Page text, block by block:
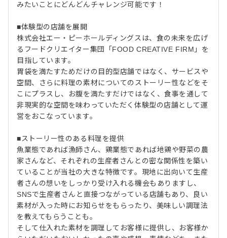
みたいことにどんどんチャレンジ可能です！
■体験型の店舗を展開
株式会社エー・ピーホールディングスは、食の未来を広げ
るフードクリエイター集団「FOOD CREATIVE FIRM」を
目指しています。
胃袋を満たすためだけの目的型店舗ではなく、サービスや
空間、さらに料理の素材についてのストーリー性などをそ
こにプラスし、お腹を満たすだけではなく、食事を通して
非現実的な空間を味わっていただく体験型の店舗として運
営をおこなっています。
■ストーリー性のある料理を提供
魚業態であれば漁師さん、鶏業態であれば地鶏や野菜の農
家さんなど、それぞれの生産者さんとの密な関係性を築い
ていることが当社の大きな特徴です。現地に出向いて生産
者さんの想いをしっかり受け入れる機会もありますし、
SNSで生産者さんと直接つながっている店舗もあり、良い
素材が入った時にお知らせをもらったり、美味しい調理法
を教えてもらうことも。
そして仕入れた素材を調理してお客様に提供し、お客様か